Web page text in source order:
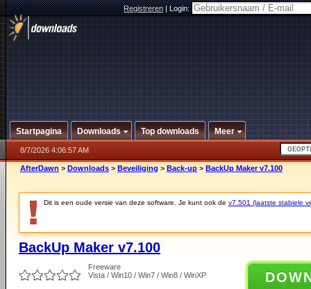
Registreren|Login:
Startpagina Downloads Top downloads Meer
8/7/2026 4:06:57 AM
AfterDawn > Downloads > Beveiliging > Back-up > BackUp Maker v7.100
Dit is een oude versie van deze software. Je kunt ook de v7.501 (laatste stabiele
BackUp Maker v7.100
Freeware
Vista / Win10 / Win7 / Win8 / WinXP